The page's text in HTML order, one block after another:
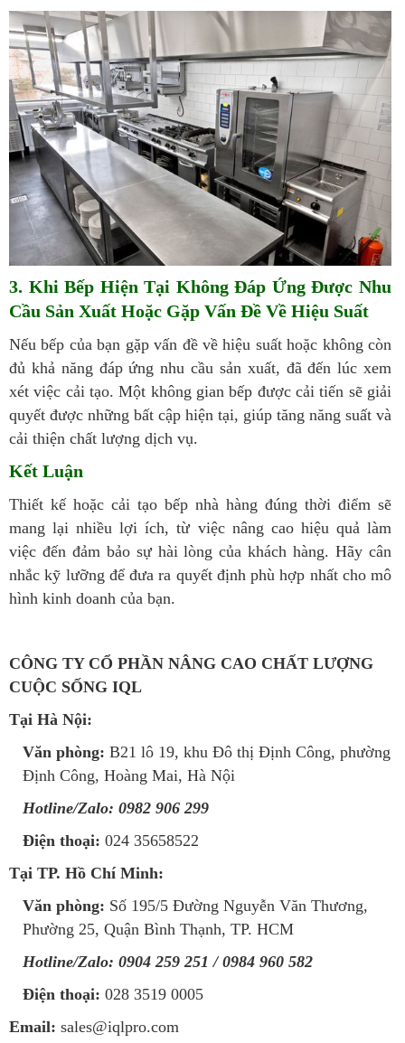
3. Khi Bếp Hiện Tại Không Đáp Ứng Được Nhu
Cầu Sản Xuất Hoặc Gặp Vấn Đề Về Hiệu Suất
Nếu bếp của bạn gặp vấn đề về hiệu suất hoặc không còn
đủ khả năng đáp ứng nhu cầu sản xuất, đã đến lúc xem
xét việc cải tạo. Một không gian bếp được cải tiến sẽ giải
quyết được những bất cập hiện tại, giúp tăng năng suất và
cải thiện chất lượng dịch vụ.
Kết Luận
Thiết kế hoặc cải tạo bếp nhà hàng đúng thời điểm sẽ
mang lại nhiều lợi ích, từ việc nâng cao hiệu quả làm
việc đến đảm bảo sự hài lòng của khách hàng. Hãy cân
nhắc kỹ lưỡng để đưa ra quyết định phù hợp nhất cho mô
hình kinh doanh của bạn.
CÔNG TY CỔ PHẦN NÂNG CAO CHẤT LƯỢNG
CUỘC SỐNG IQL
Tại Hà Nội:
Văn phòng: B21 lô 19, khu Đô thị Định Công, phường
Định Công, Hoàng Mai, Hà Nội
Hotline/Zalo: 0982 906 299
Điện thoại: 024 35658522
Tại TP. Hồ Chí Minh:
Văn phòng: Số 195/5 Đường Nguyễn Văn Thương,
Phường 25, Quận Bình Thạnh, TP. HCM
Hotline/Zalo: 0904 259 251 / 0984 960 582
Điện thoại: 028 3519 0005
Email: sales@iqlpro.com